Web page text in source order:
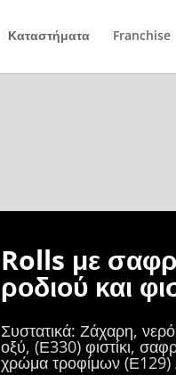
Καταστήματα Franchise
Rolls με
ροδιού και
Συστατικά: Ζάχαρη,
οξύ, (Ε330) φιστίκι,
χρώμα τροφίμων (Ε129)